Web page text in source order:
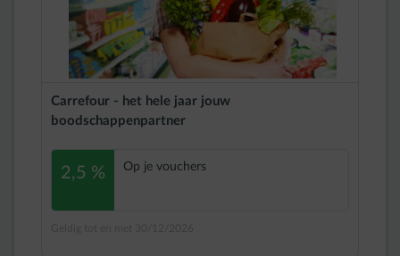
Carrefour - het hele jaar jouw
boodschappenpartner
2,5 % Op je vouchers